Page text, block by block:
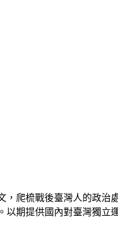
爬梳戰後臺灣人的政治
期提供國內對臺灣獨立